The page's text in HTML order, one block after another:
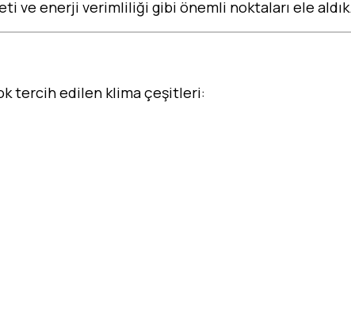
ve enerji verimliliği gibi önemli noktaları ele
tercih edilen klima çeşitleri: